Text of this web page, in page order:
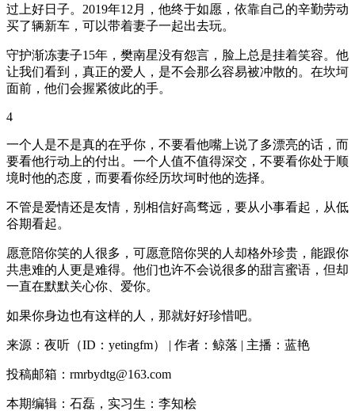
过上好日子。2019年12月，他终于如愿，依靠自己的辛勤劳动
买了辆新车，可以带着妻子一起出去玩。
守护渐冻妻子15年，樊南星没有怨言，脸上总是挂着笑容。他
让我们看到，真正的爱人，是不会那么容易被冲散的。在坎坷
面前，他们会握紧彼此的手。
4
一个人是不是真的在乎你，不要看他嘴上说了多漂亮的话，而
要看他行动上的付出。一个人值不值得深交，不要看你处于顺
境时他的态度，而要看你经历坎坷时他的选择。
不管是爱情还是友情，别相信好高骛远，要从小事看起，从低
谷期看起。
愿意陪你笑的人很多，可愿意陪你哭的人却格外珍贵，能跟你
共患难的人更是难得。他们也许不会说很多的甜言蜜语，但却
一直在默默关心你、爱你。
如果你身边也有这样的人，那就好好珍惜吧。
来源：夜听（ID：yetingfm） | 作者：鲸落 | 主播：蓝艳
投稿邮箱：rmrbydtg@163.com
本期编辑：石磊，实习生：李知桧